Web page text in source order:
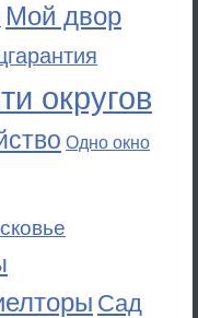
Мой двор
округов
Одно окно
Сад